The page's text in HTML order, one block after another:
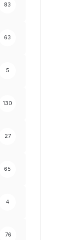
83
63
5
130
27
65
4
76